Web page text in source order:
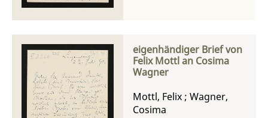
eigenhändiger Brief von
Felix Mottl an Cosima
Wagner
Mottl, Felix ; Wagner,
Cosima